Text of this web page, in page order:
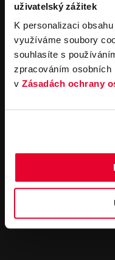
uživatelský zážitek
K personalizaci
využíváme soubory
souhlasíte s
zpracováním osobních
v Zásadách ochrany
Carsharing
Car rental
Operational leasing